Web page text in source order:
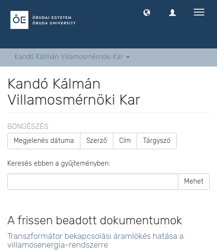
Kandó Kálmán Villamosmérnöki Kar
Kandó Kálmán
Villamosmérnöki Kar
BÖNGÉSZÉS
Megjelenés dátuma Szerző Cím Tárgyszó
Keresés ebben a gyűjteményben:
Mehet
A frissen beadott dokumentumok
Transzformátor bekapcsolási áramlökés hatása a
villamosenergia-rendszerre